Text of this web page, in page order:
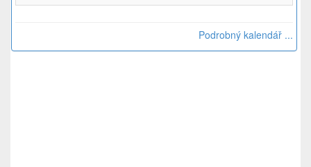
Podrobný kalendář ...